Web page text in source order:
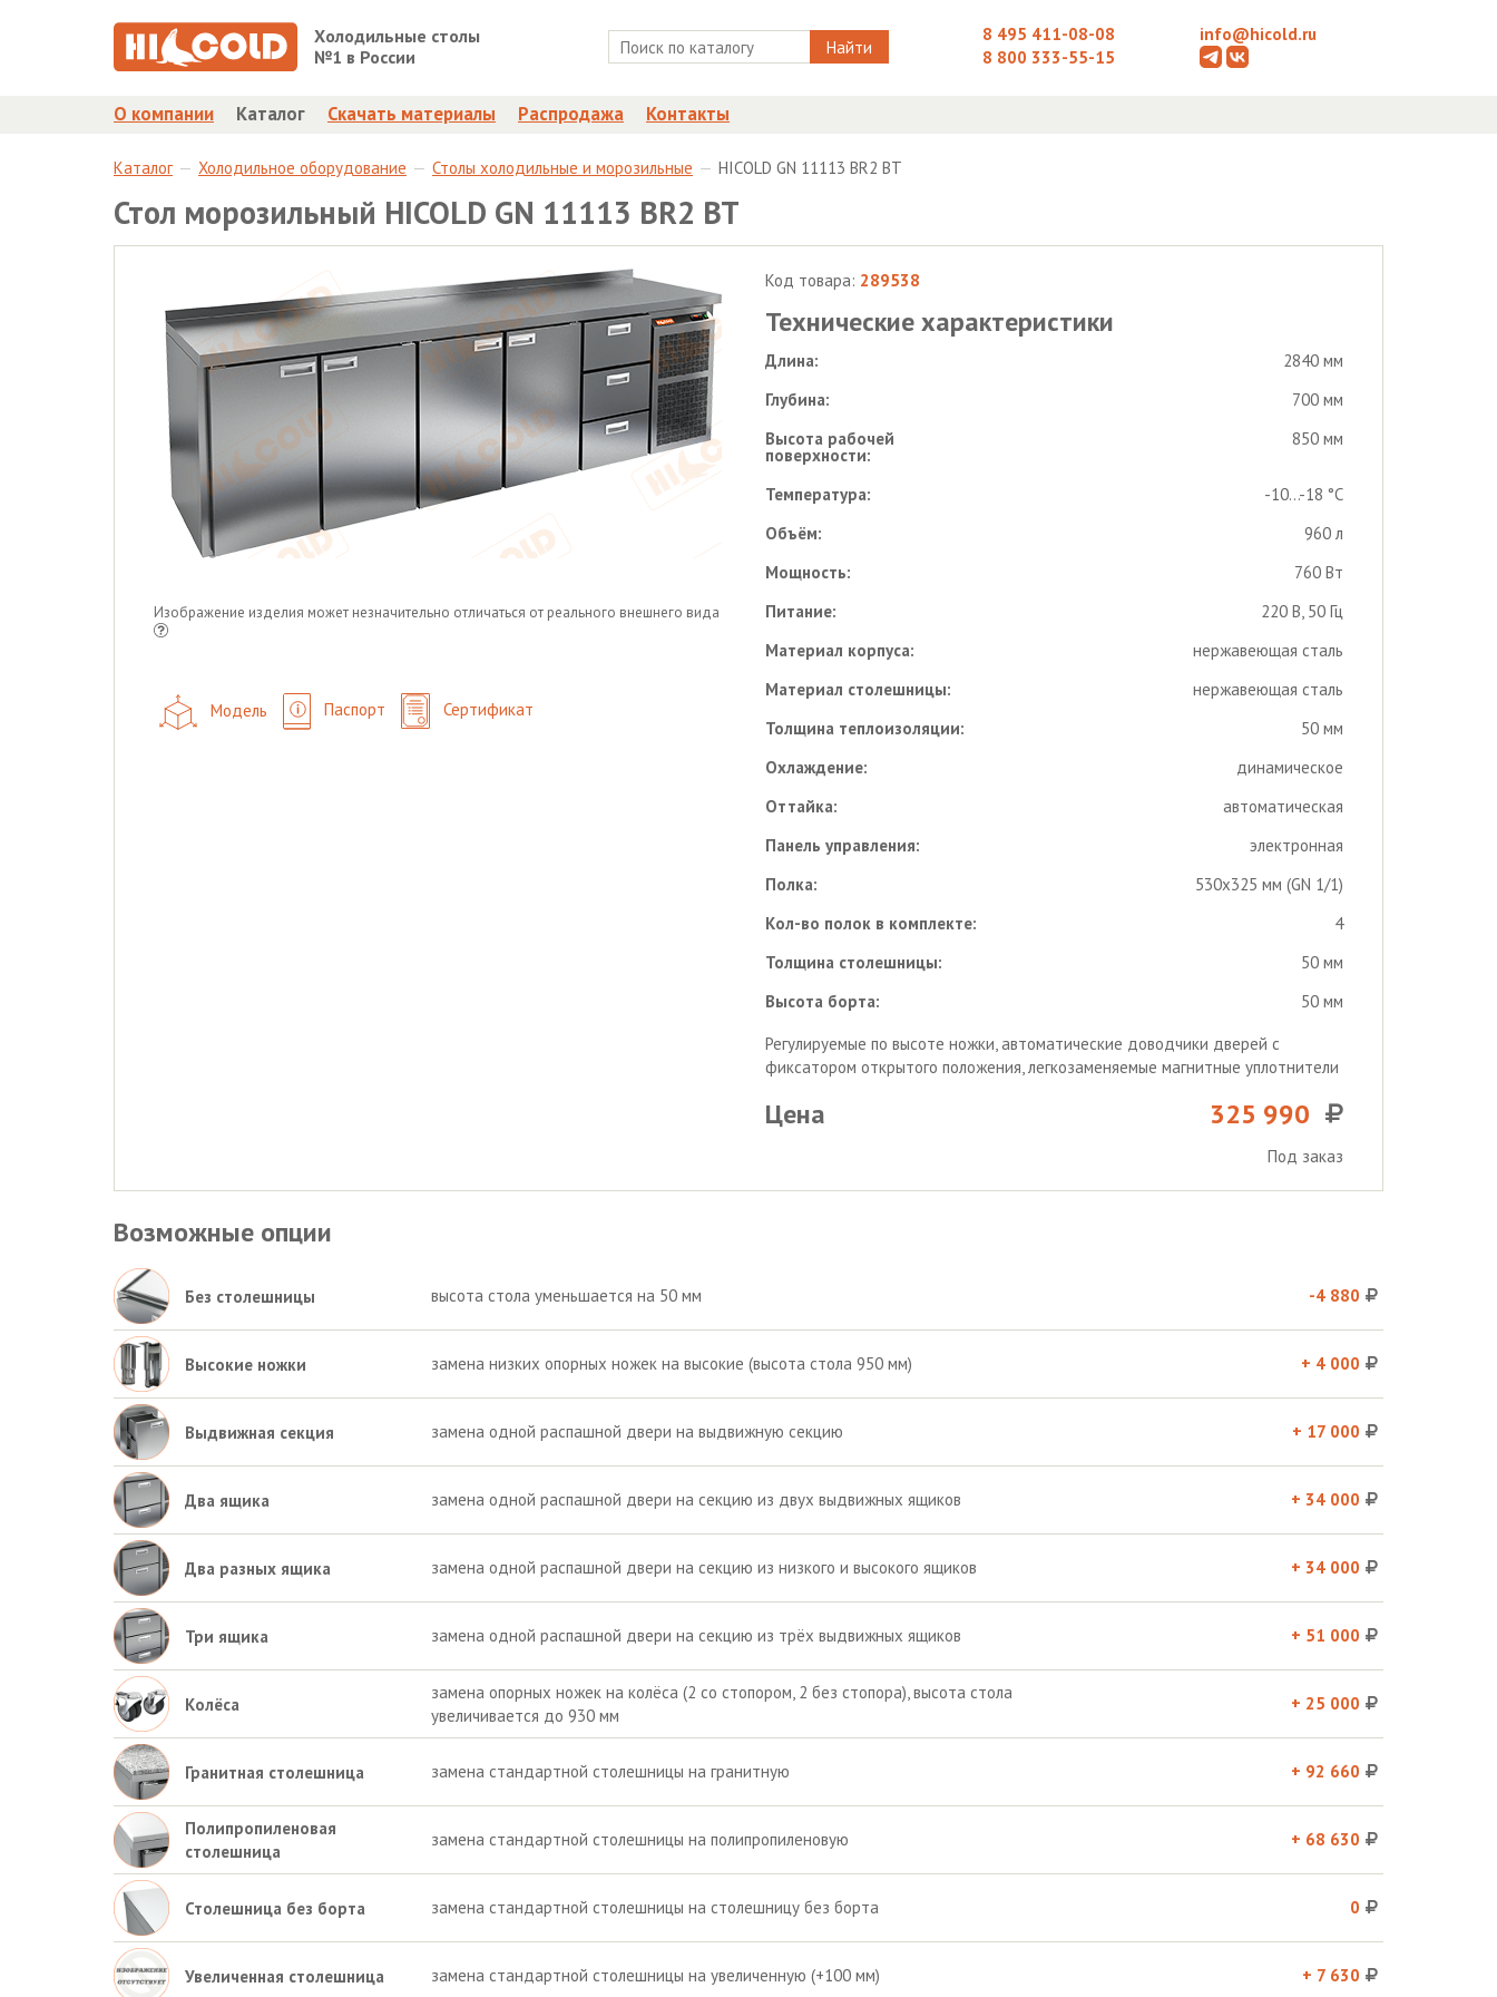
Холодильные столы
№1 в России
Найти
8 495 411-08-08
8 800 333-55-15
info@hicold.ru
О компании Каталог Скачать материалы Распродажа Контакты
Каталог Холодильное оборудование Столы холодильные и морозильные HICOLD GN 11113 BR2 BT
Стол морозильный HICOLD GN 11113 BR2 BT
Изображение изделия может незначительно отличаться от реального внешнего вида
Модель Паспорт Сертификат
Код товара: 289538
Технические характеристики
Длина:
2840 мм
Глубина:
700 мм
Высота рабочей
поверхности:
850 мм
Температура:
-10...-18 °С
Объём:
960 л
Мощность:
760 Вт
Питание:
220 В, 50 Гц
Материал корпуса:
нержавеющая сталь
Материал столешницы:
нержавеющая сталь
Толщина теплоизоляции:
50 мм
Охлаждение:
динамическое
Оттайка:
автоматическая
Панель управления:
электронная
Полка:
530х325 мм (GN 1/1)
Кол-во полок в комплекте:
4
Толщина столешницы:
50 мм
Высота борта:
50 мм
Регулируемые по высоте ножки, автоматические доводчики дверей с
фиксатором открытого положения, легкозаменяемые магнитные уплотнители
Цена 325 990
Под заказ
Возможные опции
Без столешницы высота стола уменьшается на 50 мм -4 880
Высокие ножки замена низких опорных ножек на высокие (высота стола 950 мм) + 4 000
Выдвижная секция замена одной распашной двери на выдвижную секцию + 17 000
Два ящика замена одной распашной двери на секцию из двух выдвижных ящиков + 34 000
Два разных ящика замена одной распашной двери на секцию из низкого и высокого ящиков + 34 000
Три ящика замена одной распашной двери на секцию из трёх выдвижных ящиков + 51 000
Колёса
замена опорных ножек на колёса (2 со стопором, 2 без стопора), высота стола
увеличивается до 930 мм
+ 25 000
Гранитная столешница замена стандартной столешницы на гранитную + 92 660
Полипропиленовая
столешница
замена стандартной столешницы на полипропиленовую + 68 630
Столешница без борта замена стандартной столешницы на столешницу без борта 0
Увеличенная столешница замена стандартной столешницы на увеличенную (+100 мм) + 7 630